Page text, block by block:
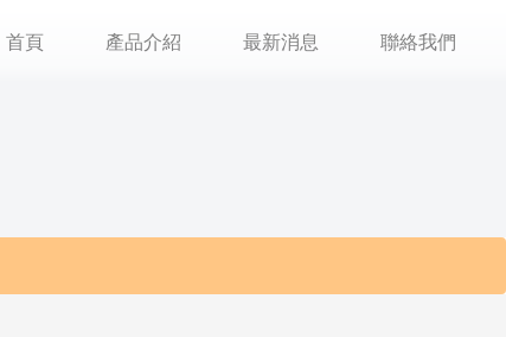
首頁 產品介紹 最新消息 聯絡我們